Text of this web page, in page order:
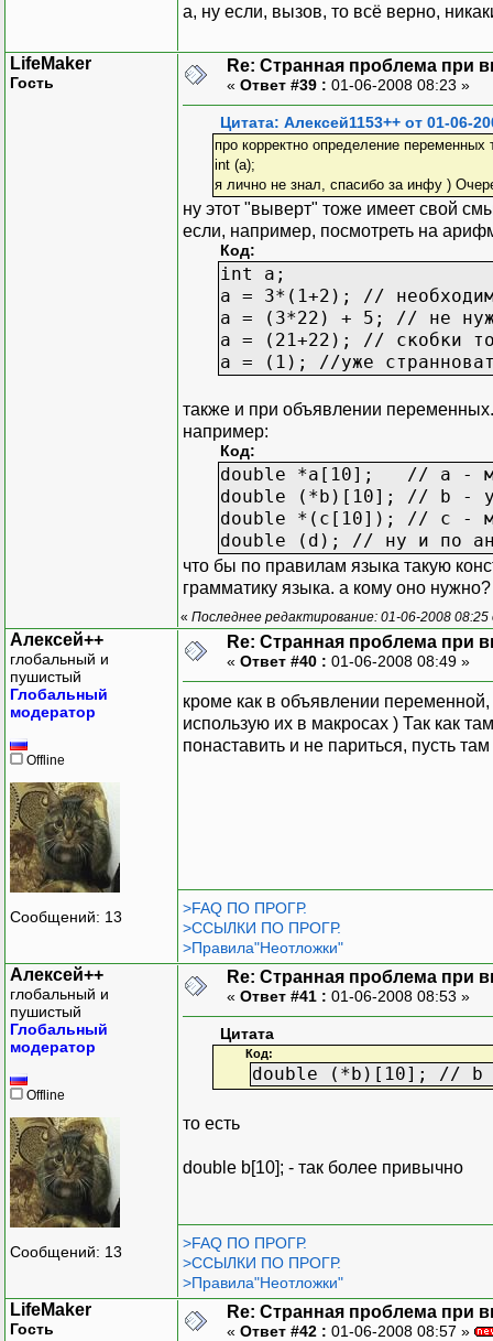
а, ну если, вызов, то всё верно,
LifeMaker
Гость
Re: Странная проблема при
« Ответ #39 : 01-06-2008 08:23 »
Цитата: Алексей1153++ от 01-06-
про корректно определение переменных
int (a);
я лично не знал, спасибо за инфу )
ну этот "выверт" тоже имеет свой
если, например, посмотреть на
Код:
int a;
a = 3*(1+2); //
a = (3*22) + 5; // не
a = (21+22); // скобки
a = (1); //уже
также и при объявлении
например:
Код:
double *a[10]; // a -
double (*b)[10]; // b -
double *(с[10]); // с -
double (d); // ну и по
что бы по правилам языка такую
грамматику языка. а кому оно нужно?
« Последнее редактирование: 01-06-2008
Алексей++
глобальный и
пушистый
Глобальный
модератор
Offline
Сообщений: 13
Re: Странная проблема при
« Ответ #40 : 01-06-2008 08:49 »
кроме как в объявлении
использую их в макросах ) Так как
понаставить и не париться, пусть
>FAQ ПО ПРОГР.
>ССЫЛКИ ПО ПРОГР.
>Правила"Неотложки"
Алексей++
глобальный и
пушистый
Глобальный
модератор
Offline
Сообщений: 13
Re: Странная проблема при
« Ответ #41 : 01-06-2008 08:53 »
Цитата
Код:
double (*b)[10]; // b -
то есть
double b[10]; - так более привычно
>FAQ ПО ПРОГР.
>ССЫЛКИ ПО ПРОГР.
>Правила"Неотложки"
LifeMaker
Гость
Re: Странная проблема при
« Ответ #42 : 01-06-2008 08:57 »